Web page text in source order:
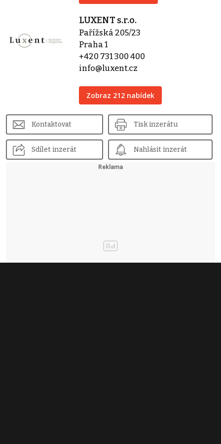
LUXENT s.r.o.
Pařížská 205/23
Praha 1
+420 731 300 400
info@luxent.cz
Zobraz 212 nabídek
Kontaktovat Tisk inzerátu
Sdílet inzerát Nahlásit inzerát